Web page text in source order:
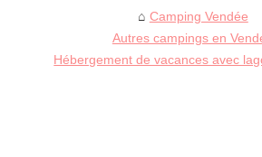
Camping Vendée
Autres campings en
Hébergement de vacances avec